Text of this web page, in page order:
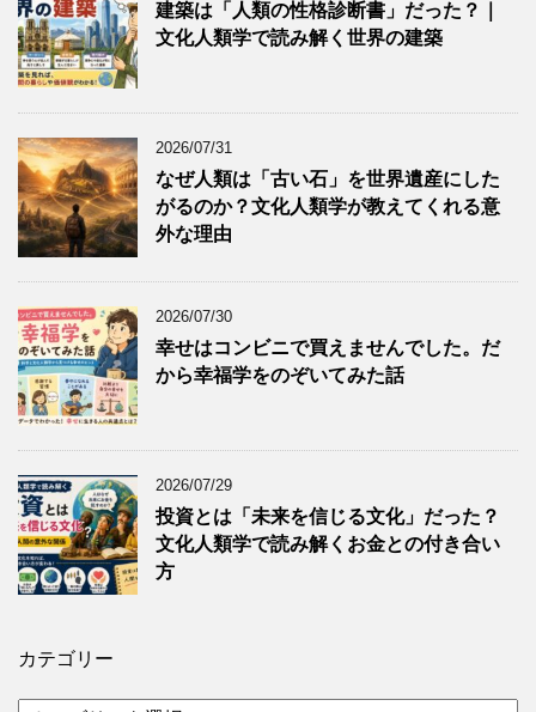
建築は「人類の性格診断書」だった？｜
文化人類学で読み解く世界の建築
2026/07/31
なぜ人類は「古い石」を世界遺産にした
がるのか？文化人類学が教えてくれる意
外な理由
2026/07/30
幸せはコンビニで買えませんでした。だ
から幸福学をのぞいてみた話
2026/07/29
投資とは「未来を信じる文化」だった？
文化人類学で読み解くお金との付き合い
方
カテゴリー